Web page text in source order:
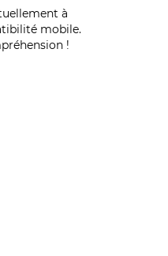
à
mobile.
!